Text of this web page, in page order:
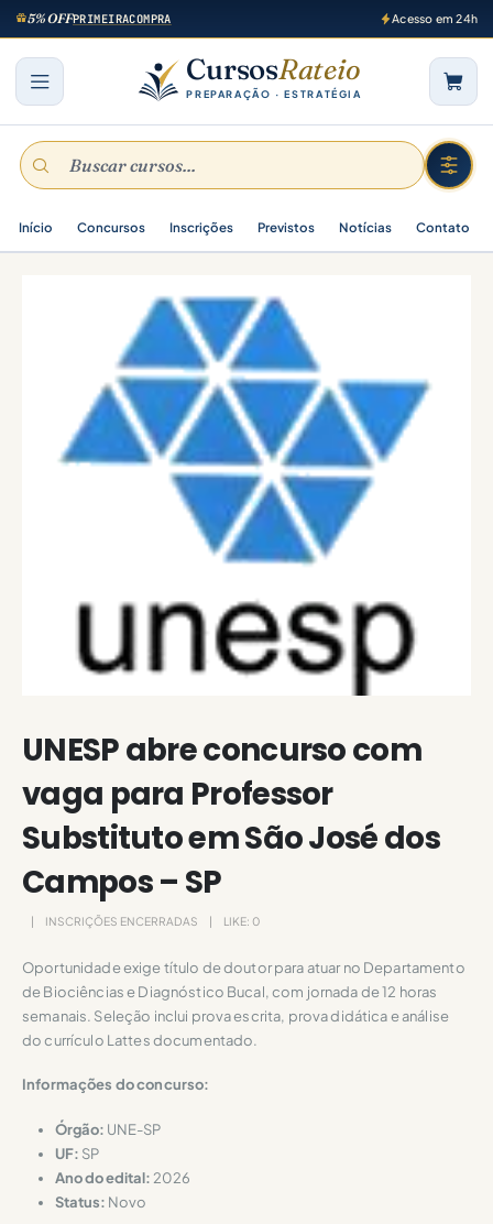
5% OFFPRIMEIRACOMPRA Acesso em 24h
CursosRateio
PREPARAÇÃO · ESTRATÉGIA
Início Concursos Inscrições Previstos Notícias Contato
UNESP abre concurso com
vaga para Professor
Substituto em São José dos
Campos – SP
INSCRIÇÕES ENCERRADAS LIKE: 0
Oportunidade exige título de doutor para atuar no Departamento
de Biociências e Diagnóstico Bucal, com jornada de 12 horas
semanais. Seleção inclui prova escrita, prova didática e análise
do currículo Lattes documentado.
Informações do concurso:
Órgão: UNE-SP
UF: SP
Ano do edital: 2026
Status: Novo